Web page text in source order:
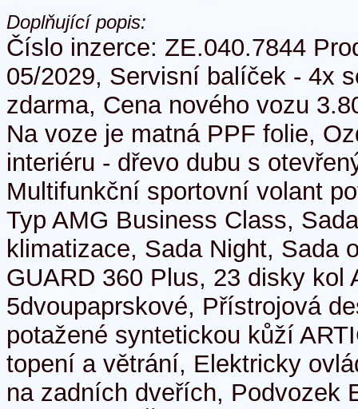
Doplňující popis:
Číslo inzerce: ZE.040.7844
05/2029, Servisní balíček - 4x
zdarma, Cena nového vozu
Na voze je matná PPF folie,
interiéru - dřevo dubu s
Multifunkční sportovní volant
Typ AMG Business Class,
klimatizace, Sada Night, Sada
GUARD 360 Plus, 23 disky kol
5dvoupaprskové, Přístrojová
potažené syntetickou kůží
topení a větrání, Elektricky
na zadních dveřích, Podvozek